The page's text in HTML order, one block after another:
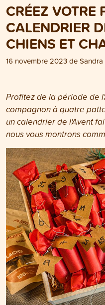
CRÉEZ VOTRE
CALENDRIER
CHIENS ET
16 novembre 2023deSandra
Profitez de la période de
compagnon à quatre
un calendrier de l'Avent
nous vous montrons